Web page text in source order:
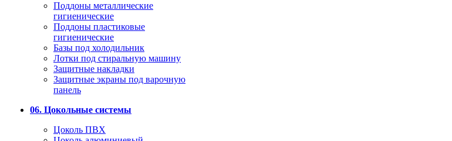
Поддоны металлические
гигиенические
Поддоны пластиковые
гигиенические
Базы под холодильник
Лотки под стиральную машину
Защитные накладки
Защитные экраны под варочную
панель
06. Цокольные системы
Цоколь ПВХ